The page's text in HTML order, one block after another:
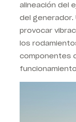
alineación del
del generador.
provocar
los
componentes